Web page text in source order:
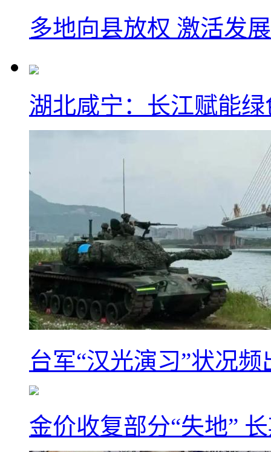
多地向县放权 激活发
湖北咸宁：长江赋能
台军“汉光演习”状况
金价收复部分“失地”